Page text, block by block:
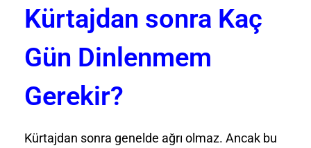
Kürtajdan sonra Kaç
Gün Dinlenmem
Gerekir?
Kürtajdan sonra genelde ağrı olmaz. Ancak bu